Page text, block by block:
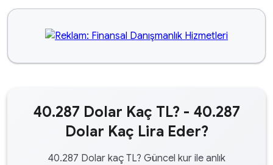
40.287 Dolar Kaç TL? - 40.287
Dolar Kaç Lira Eder?
40.287 Dolar kaç TL? Güncel kur ile anlık